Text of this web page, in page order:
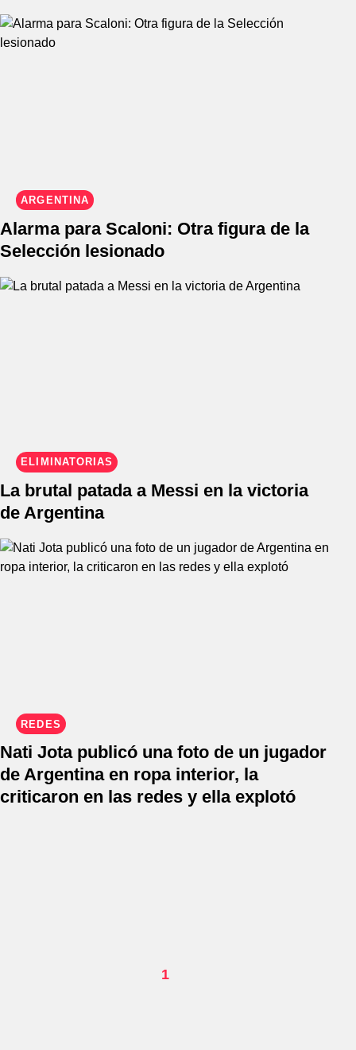
ARGENTINA
Alarma para Scaloni: Otra figura de la
Selección lesionado
ELIMINATORIAS
La brutal patada a Messi en la victoria
de Argentina
REDES
Nati Jota publicó una foto de un jugador
de Argentina en ropa interior, la
criticaron en las redes y ella explotó
1